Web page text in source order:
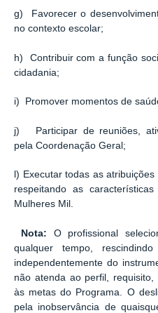
g) Favorecer o
no contexto escolar;
h) Contribuir com a função
cidadania;
i) Promover momentos de
j) Participar de reuniões,
pela Coordenação Geral;
l) Executar todas as
respeitando as
Mulheres Mil.
Nota: O profissional
qualquer tempo,
independentemente do
não atenda ao perfil,
às metas do Programa. O
pela inobservância de